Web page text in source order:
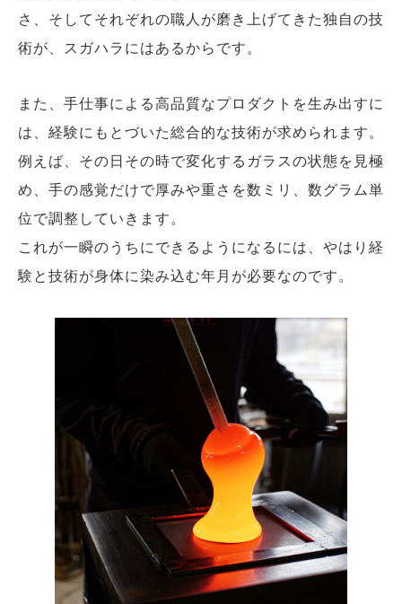
さ、そしてそれぞれの職人が磨き上げてきた独自の技
術が、スガハラにはあるからです。
また、手仕事による高品質なプロダクトを生み出すに
は、経験にもとづいた総合的な技術が求められます。
例えば、その日その時で変化するガラスの状態を見極
め、手の感覚だけで厚みや重さを数ミリ、数グラム単
位で調整していきます。
これが一瞬のうちにできるようになるには、やはり経
験と技術が身体に染み込む年月が必要なのです。